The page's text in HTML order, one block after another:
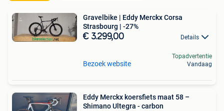
Gravelbike | Eddy Merckx Corsa
Strasbourg | -27%
€ 3.299,00 Details
Bezoek website
Topadvertentie
Vandaag
Eddy Merckx koersfiets maat 58 –
Shimano Ultegra - carbon